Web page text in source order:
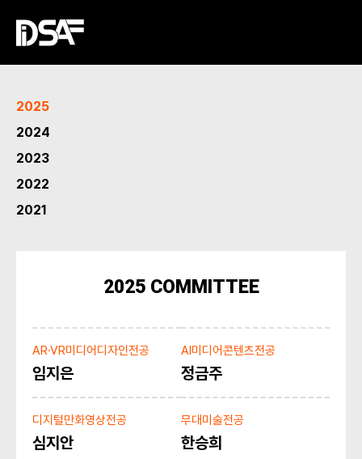
2025
2024
2023
2022
2021
2025COMMITTEE
임지은
AR·VR미디어디자인전공
정금주
AI미디어콘텐츠전공
심지안
디지털만화영상전공
한승희
무대미술전공